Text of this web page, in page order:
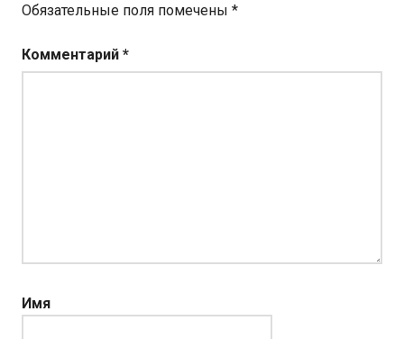
Обязательные поля помечены *
Комментарий *
Имя